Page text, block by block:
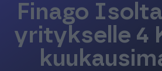
Finago
yritykselle 4